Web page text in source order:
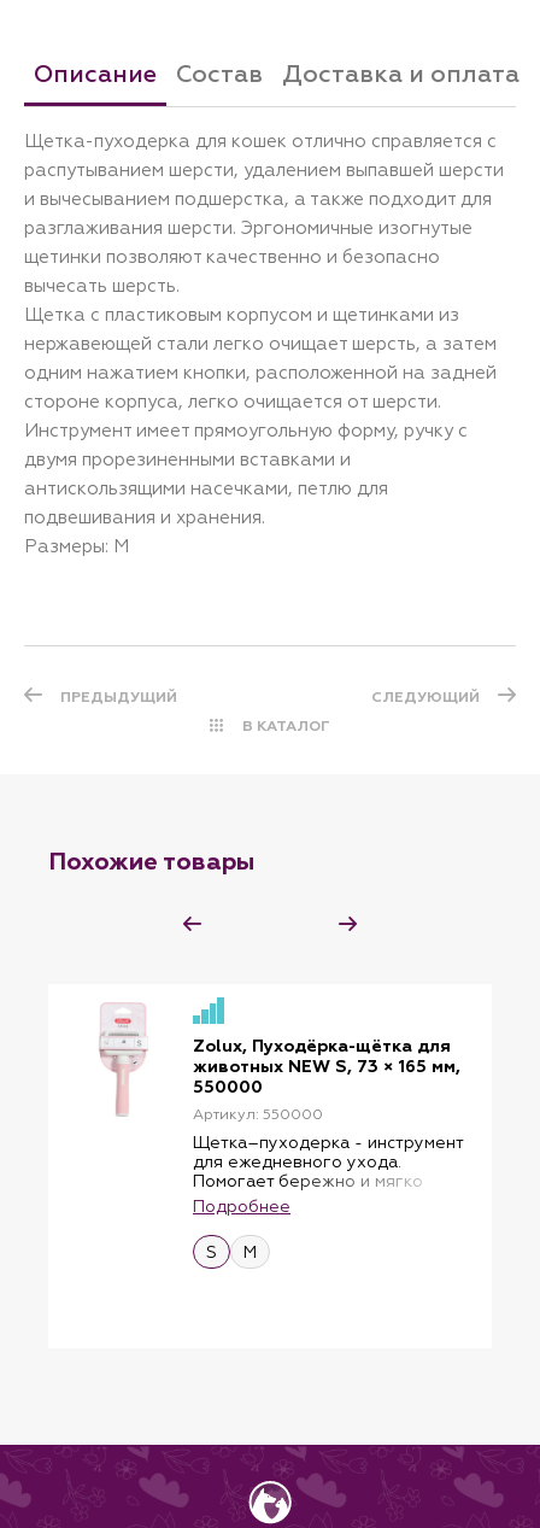
Описание Состав Доставка и оплата
Щетка-пуходерка для кошек отлично справляется с
распутыванием шерсти, удалением выпавшей шерсти
и вычесыванием подшерстка, а также подходит для
разглаживания шерсти. Эргономичные изогнутые
щетинки позволяют качественно и безопасно
вычесать шерсть.
Щетка с пластиковым корпусом и щетинками из
нержавеющей стали легко очищает шерсть, а затем
одним нажатием кнопки, расположенной на задней
стороне корпуса, легко очищается от шерсти.
Инструмент имеет прямоугольную форму, ручку с
двумя прорезиненными вставками и
антискользящими насечками, петлю для
подвешивания и хранения.
Размеры: M
ПРЕДЫДУЩИЙ
В КАТАЛОГ
СЛЕДУЮЩИЙ
Похожие товары
Zolux, Пуходёрка-щётка для
животных NEW S, 73 × 165 мм,
550000
Артикул: 550000
Щетка–пуходерка - инструмент
для ежедневного ухода.
Помогает бережно и мягко
распутать шерсть, линяющий
подшерсток и предотвращает
спутывание шерсти у кошек.
Профессиональный инструмент
питомцев.
- Прорезиненная ручка.
Комфортный
противоскользящий хват для
Подробнее
S M